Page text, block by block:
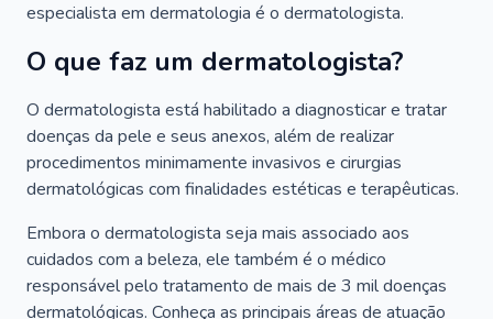
especialista em dermatologia é o dermatologista.
O que faz um dermatologista?
O dermatologista está habilitado a diagnosticar e tratar
doenças da pele e seus anexos, além de realizar
procedimentos minimamente invasivos e cirurgias
dermatológicas com finalidades estéticas e terapêuticas.
Embora o dermatologista seja mais associado aos
cuidados com a beleza, ele também é o médico
responsável pelo tratamento de mais de 3 mil doenças
dermatológicas. Conheça as principais áreas de atuação